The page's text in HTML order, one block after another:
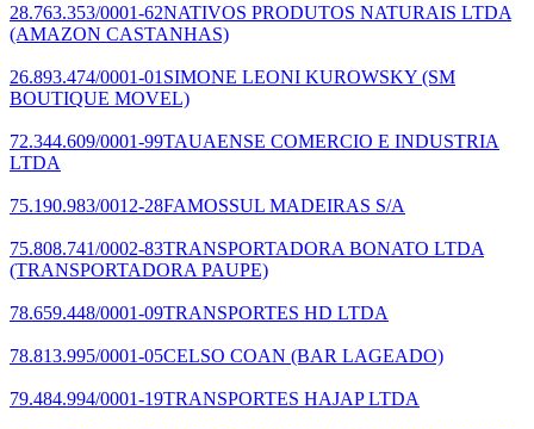
28.763.353/0001-62NATIVOS PRODUTOS NATURAIS LTDA
(AMAZON CASTANHAS)
26.893.474/0001-01 SIMONE LEONI KUROWSKY (SM
BOUTIQUE MOVEL)
72.344.609/0001-99TAUAENSE COMERCIO E INDUSTRIA
LTDA
75.190.983/0012-28FAMOSSUL MADEIRAS S/A
75.808.741/0002-83TRANSPORTADORA BONATO LTDA
(TRANSPORTADORA PAUPE)
78.659.448/0001-09TRANSPORTES HD LTDA
78.813.995/0001-05CELSO COAN (BAR LAGEADO)
79.484.994/0001-19TRANSPORTES HAJAP LTDA